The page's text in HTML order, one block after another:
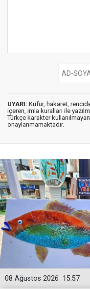
UYARI: Küfür, hakaret,
içeren, imla kuralları ile
Türkçe karakter
onaylanmamaktadır.
15:57
08 Ağustos 2026